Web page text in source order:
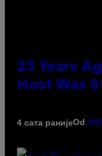
23 Years
Host Was
4 сата ранијеOd